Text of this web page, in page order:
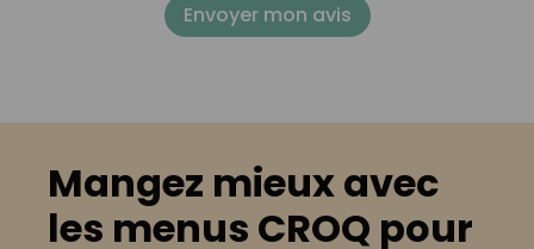
Envoyer mon avis
Mangez mieux avec
les menus CROQ pour